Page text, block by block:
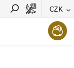
CZK
Hledat